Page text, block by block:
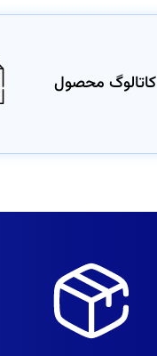
کاتالوگ محصول